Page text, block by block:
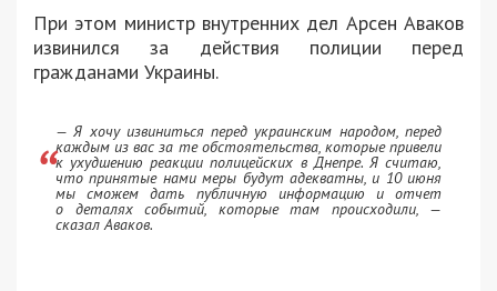
При этом министр внутренних дел Арсен Аваков
извинился за действия полиции перед
гражданами Украины.
— Я хочу извиниться перед украинским народом, перед
каждым из вас за те обстоятельства, которые привели
к ухудшению реакции полицейских в Днепре. Я считаю,
что принятые нами меры будут адекватны, и 10 июня
мы сможем дать публичную информацию и отчет
о деталях событий, которые там происходили, —
сказал Аваков.